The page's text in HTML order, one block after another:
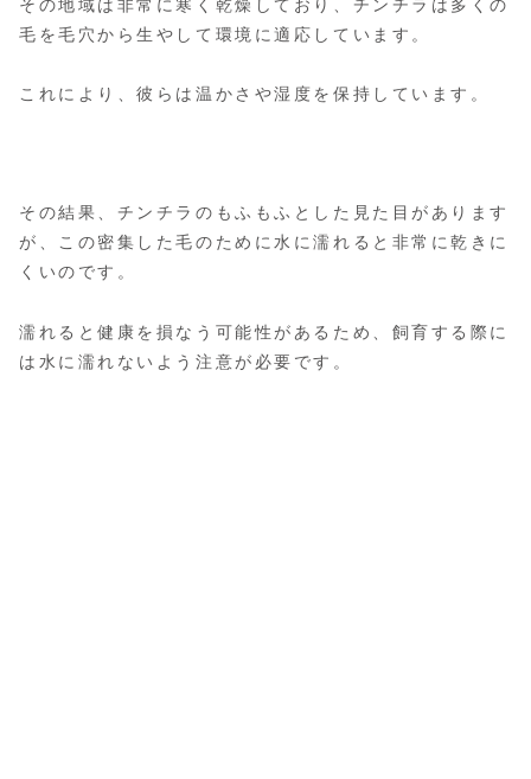
その地域は非常に寒く乾燥しており、チンチラは多くの
毛を毛穴から生やして環境に適応しています。
これにより、彼らは温かさや湿度を保持しています。
その結果、チンチラのもふもふとした見た目があります
が、この密集した毛のために水に濡れると非常に乾きに
くいのです。
濡れると健康を損なう可能性があるため、飼育する際に
は水に濡れないよう注意が必要です。